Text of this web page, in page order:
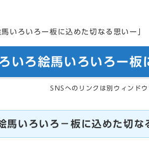
いろいろー板に込めた切なる思いー」
いろ絵馬いろいろー板
SNSへのリンクは別ウィンドウ
いろいろ－板に込めた切な